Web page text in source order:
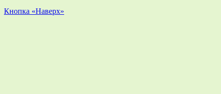
Кнопка «Наверх»